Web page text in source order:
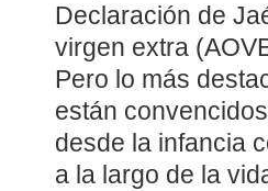
Declaración de
virgen extra
Pero lo más
están
desde la infancia
a la largo de la